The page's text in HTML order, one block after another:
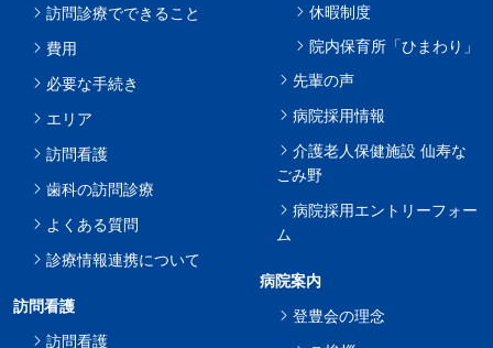
訪問診療でできること
費用
必要な手続き
エリア
訪問看護
歯科の訪問診療
よくある質問
診療情報連携について
訪問看護
訪問看護
休暇制度
院内保育所「ひまわり」
先輩の声
病院採用情報
介護老人保健施設 仙寿な
ごみ野
病院採用エントリーフォー
ム
病院案内
登豊会の理念